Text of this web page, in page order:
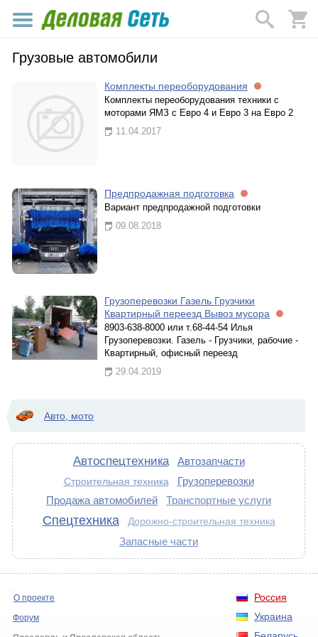
Грузовые автомобили
Комплекты переоборудования
Комплекты переоборудования техники с
моторами ЯМЗ с Евро 4 и Евро 3 на Евро 2
11.04.2017
Предпродажная подготовка
Вариант предпродажной подготовки
09.08.2018
Грузоперевозки Газель Грузчики
Квартирный переезд Вывоз мусора
8903-638-8000 или т.68-44-54 Илья
Грузоперевозки. Газель - Грузчики, рабочие -
Квартирный, офисный переезд
29.04.2019
Авто, мото
Автоспецтехника Автозапчасти
Строительная техника
Грузоперевозки
Продажа автомобилей
Транспортные услуги
Спецтехника Дорожно-строительная техника
Запасные части
Россия
Украина
О проекте
Форум